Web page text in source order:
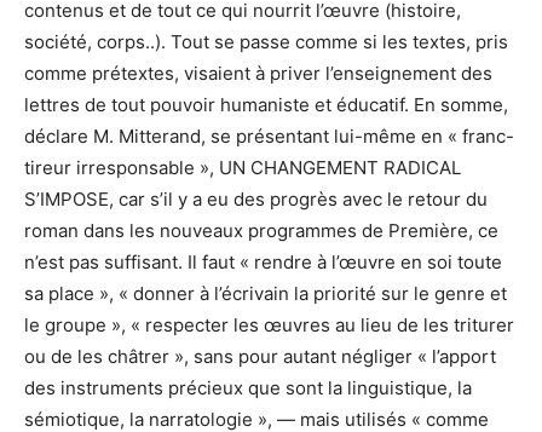
contenus et de tout ce qui nourrit l’œuvre (histoire,
société, corps..). Tout se passe comme si les textes, pris
comme prétextes, visaient à priver l’enseignement des
lettres de tout pouvoir humaniste et éducatif. En somme,
déclare M. Mitterand, se présentant lui-même en « franc-
tireur irresponsable », UN CHANGEMENT RADICAL
S’IMPOSE, car s’il y a eu des progrès avec le retour du
roman dans les nouveaux programmes de Première, ce
n’est pas suffisant. Il faut « rendre à l’œuvre en soi toute
sa place », « donner à l’écrivain la priorité sur le genre et
le groupe », « respecter les œuvres au lieu de les triturer
ou de les châtrer », sans pour autant négliger « l’apport
des instruments précieux que sont la linguistique, la
sémiotique, la narratologie », — mais utilisés « comme